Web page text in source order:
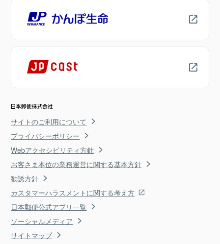
サイトのご利用について
プライバシーポリシー
Webアクセシビリティ方針
お客さま本位の業務運営に関する基本方針
勧誘方針
カスタマーハラスメントに関する考え方
日本郵便公式アプリ一覧
ソーシャルメディア
サイトマップ